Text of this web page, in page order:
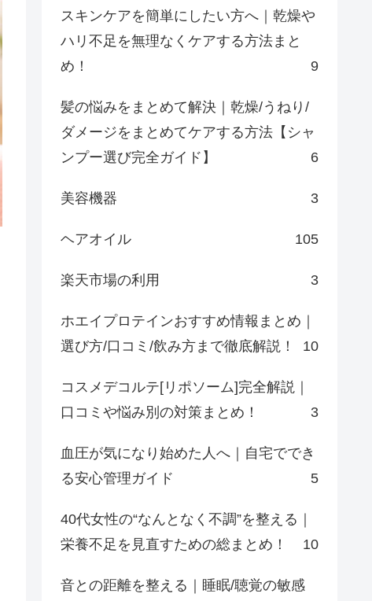
スキンケアを簡単にしたい方へ｜乾燥や
ハリ不足を無理なくケアする方法まと
め！
9
髪の悩みをまとめて解決｜乾燥/うねり/
ダメージをまとめてケアする方法【シャ
ンプー選び完全ガイド】
6
美容機器 3
ヘアオイル 105
楽天市場の利用 3
ホエイプロテインおすすめ情報まとめ｜
選び方/口コミ/飲み方まで徹底解説！
10
コスメデコルテ[リポソーム]完全解説｜
口コミや悩み別の対策まとめ！
3
血圧が気になり始めた人へ｜自宅ででき
る安心管理ガイド
5
40代女性の“なんとなく不調”を整える｜
栄養不足を見直すための総まとめ！
10
音との距離を整える｜睡眠/聴覚の敏感